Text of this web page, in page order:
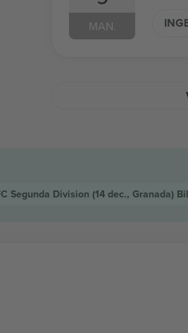
MAN.
Segunda Division (14 dec., Granada)